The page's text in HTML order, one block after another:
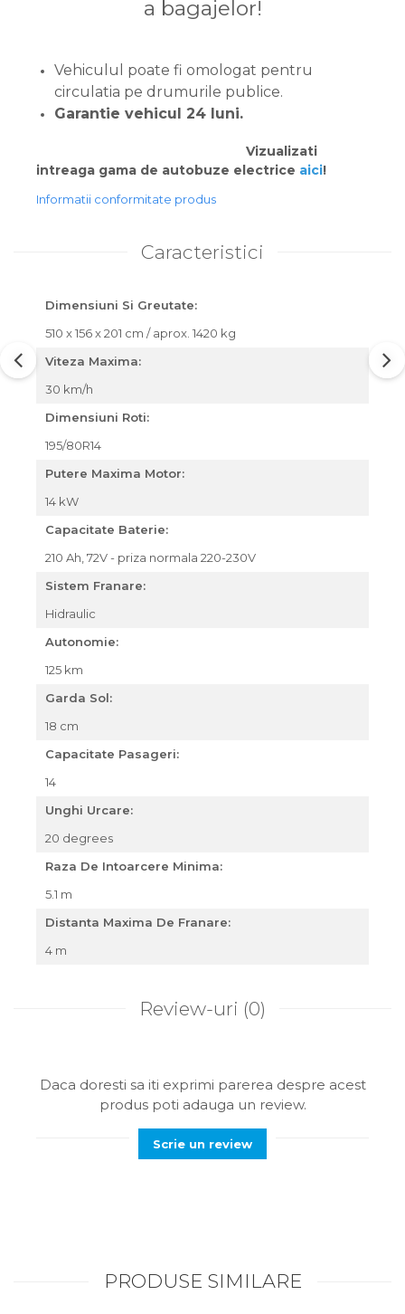
a bagajelor!
Vehiculul poate fi omologat pentru
circulatia pe drumurile publice.
Garantie vehicul 24 luni.
Vizualizati
intreaga gama de autobuze electrice aici!
Informatii conformitate produs
Caracteristici
Dimensiuni Si Greutate:
510 x 156 x 201 cm / aprox. 1420 kg
Viteza Maxima:
30 km/h
Dimensiuni Roti:
195/80R14
Putere Maxima Motor:
14 kW
Capacitate Baterie:
210 Ah, 72V - priza normala 220-230V
Sistem Franare:
Hidraulic
Autonomie:
125 km
Garda Sol:
18 cm
Capacitate Pasageri:
14
Unghi Urcare:
20 degrees
Raza De Intoarcere Minima:
5.1 m
Distanta Maxima De Franare:
4 m
Review-uri (0)
Daca doresti sa iti exprimi parerea despre acest
produs poti adauga un review.
Scrie un review
PRODUSE SIMILARE